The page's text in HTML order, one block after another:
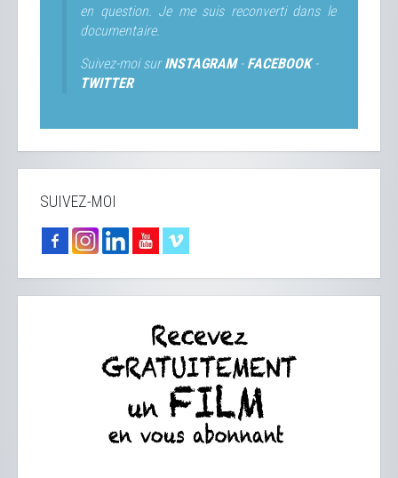
en question. Je me suis reconverti dans le
documentaire.
Suivez-moi surINSTAGRAM- FACEBOOK-
TWITTER
SUIVEZ-MOI